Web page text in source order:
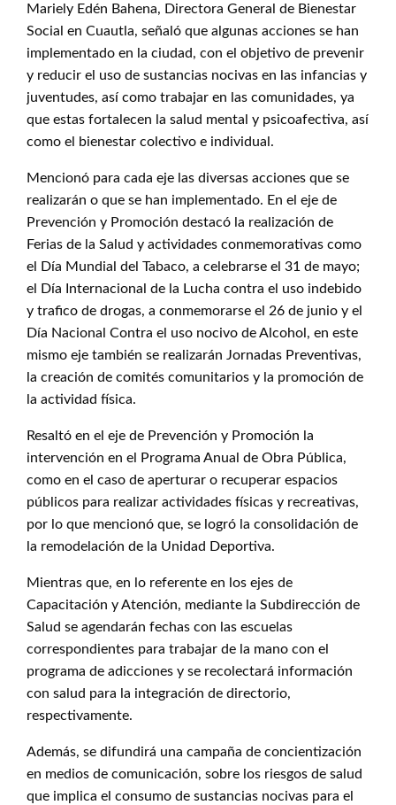
Mariely Edén Bahena, Directora General de Bienestar
Social en Cuautla, señaló que algunas acciones se han
implementado en la ciudad, con el objetivo de prevenir
y reducir el uso de sustancias nocivas en las infancias y
juventudes, así como trabajar en las comunidades, ya
que estas fortalecen la salud mental y psicoafectiva, así
como el bienestar colectivo e individual.
Mencionó para cada eje las diversas acciones que se
realizarán o que se han implementado. En el eje de
Prevención y Promoción destacó la realización de
Ferias de la Salud y actividades conmemorativas como
el Día Mundial del Tabaco, a celebrarse el 31 de mayo;
el Día Internacional de la Lucha contra el uso indebido
y trafico de drogas, a conmemorarse el 26 de junio y el
Día Nacional Contra el uso nocivo de Alcohol, en este
mismo eje también se realizarán Jornadas Preventivas,
la creación de comités comunitarios y la promoción de
la actividad física.
Resaltó en el eje de Prevención y Promoción la
intervención en el Programa Anual de Obra Pública,
como en el caso de aperturar o recuperar espacios
públicos para realizar actividades físicas y recreativas,
por lo que mencionó que, se logró la consolidación de
la remodelación de la Unidad Deportiva.
Mientras que, en lo referente en los ejes de
Capacitación y Atención, mediante la Subdirección de
Salud se agendarán fechas con las escuelas
correspondientes para trabajar de la mano con el
programa de adicciones y se recolectará información
con salud para la integración de directorio,
respectivamente.
Además, se difundirá una campaña de concientización
en medios de comunicación, sobre los riesgos de salud
que implica el consumo de sustancias nocivas para el